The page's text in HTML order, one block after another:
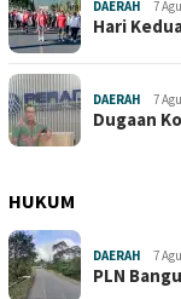
DAERAH 7
Hari
DAERAH 7
Dugaan
HUKUM
DAERAH 7
PLN